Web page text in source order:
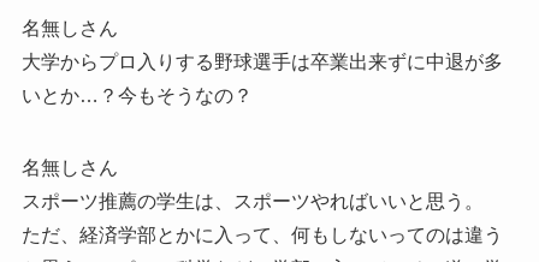
名無しさん
大学からプロ入りする野球選手は卒業出来ずに中退が多
いとか…？今もそうなの？
名無しさん
スポーツ推薦の学生は、スポーツやればいいと思う。
ただ、経済学部とかに入って、何もしないってのは違う